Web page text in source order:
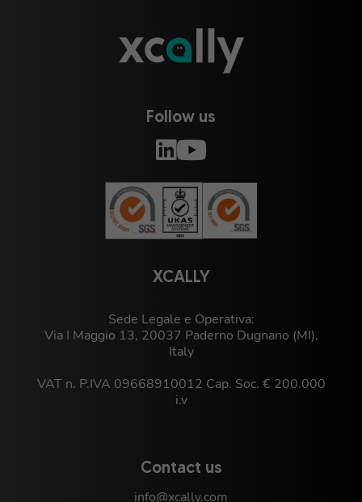
XCALLY
Sede Legale e Operativa:
Via I Maggio 13, 20037 Paderno Dugnano (MI),
Italy
VAT n. P.IVA 09668910012 Cap. Soc. € 200.000
i.v
Contact us
info@xcally.com
Follow us